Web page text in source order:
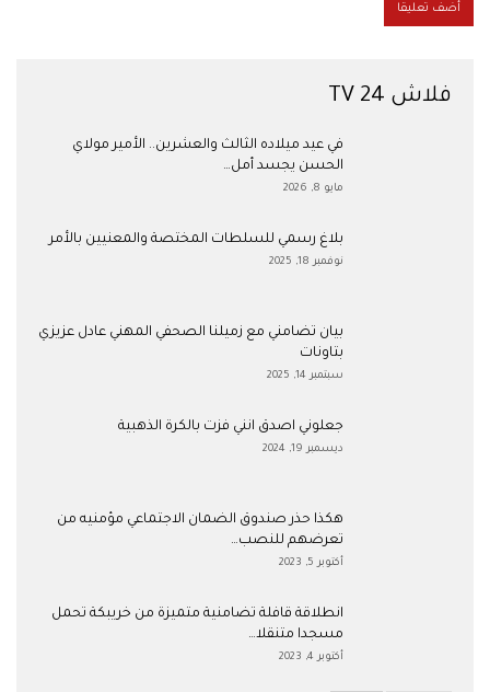
فلاش 24 TV
في عيد ميلاده الثالث والعشرين.. الأمير مولاي
الحسن يجسد أمل…
مايو 8, 2026
بلاغ رسمي للسلطات المختصة والمعنيين بالأمر
نوفمبر 18, 2025
بيان تضامني مع زميلنا الصحفي المهني عادل عزيزي
بتاونات
سبتمبر 14, 2025
جعلوني اصدق انني فزت بالكرة الذهبية
ديسمبر 19, 2024
هكذا حذر صندوق الضمان الاجتماعي مؤمنيه من
تعرضهم للنصب…
أكتوبر 5, 2023
انطلاقة قافلة تضامنية متميزة من خريبكة تحمل
مسجدا متنقلا…
أكتوبر 4, 2023